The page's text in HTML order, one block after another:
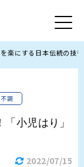
楽にする日本伝統の技
調
小児はり」
2022/07/15